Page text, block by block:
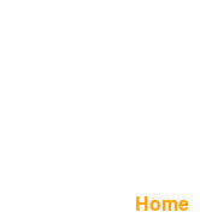
Home